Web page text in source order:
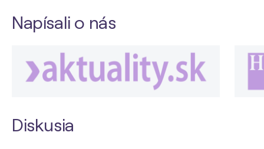
Napísali o nás
Diskusia